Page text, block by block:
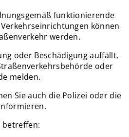
funktionierende
können
werden.
oder Beschädigung auffällt,
oder
melden.
Sie auch die Polizei oder die
betreffen: